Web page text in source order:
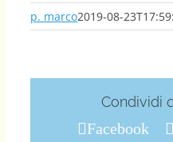
p. marco2019-08-
Condividi
Facebook